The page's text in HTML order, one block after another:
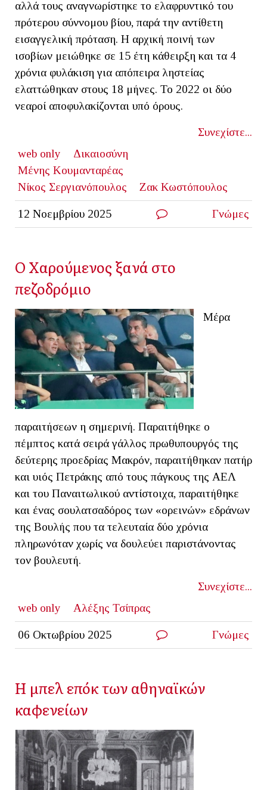
αλλά τους αναγνωρίστηκε το ελαφρυντικό του
πρότερου σύννομου βίου, παρά την αντίθετη
εισαγγελική πρόταση. Η αρχική ποινή των
ισοβίων μειώθηκε σε 15 έτη κάθειρξη και τα 4
χρόνια φυλάκιση για απόπειρα ληστείας
ελαττώθηκαν στους 18 μήνες. Το 2022 οι δύο
νεαροί αποφυλακίζονται υπό όρους.
Συνεχίστε...
web only
Δικαιοσύνη
Μένης Κουμανταρέας
Νίκος Σεργιανόπουλος
Ζακ Κωστόπουλος
12 Νοεμβρίου 2025 Γνώμες
Ο Χαρούμενος ξανά στο
πεζοδρόμιο
Μέρα
παραιτήσεων η σημερινή. Παραιτήθηκε ο
πέμπτος κατά σειρά γάλλος πρωθυπουργός της
δεύτερης προεδρίας Μακρόν, παραιτήθηκαν πατήρ
και υιός Πετράκης από τους πάγκους της ΑΕΛ
και του Παναιτωλικού αντίστοιχα, παραιτήθηκε
και ένας σουλατσαδόρος των «ορεινών» εδράνων
της Βουλής που τα τελευταία δύο χρόνια
πληρωνόταν χωρίς να δουλεύει παριστάνοντας
τον βουλευτή.
Συνεχίστε...
web only
Αλέξης Τσίπρας
06 Οκτωβρίου 2025 Γνώμες
Η μπελ επόκ των αθηναϊκών
καφενείων